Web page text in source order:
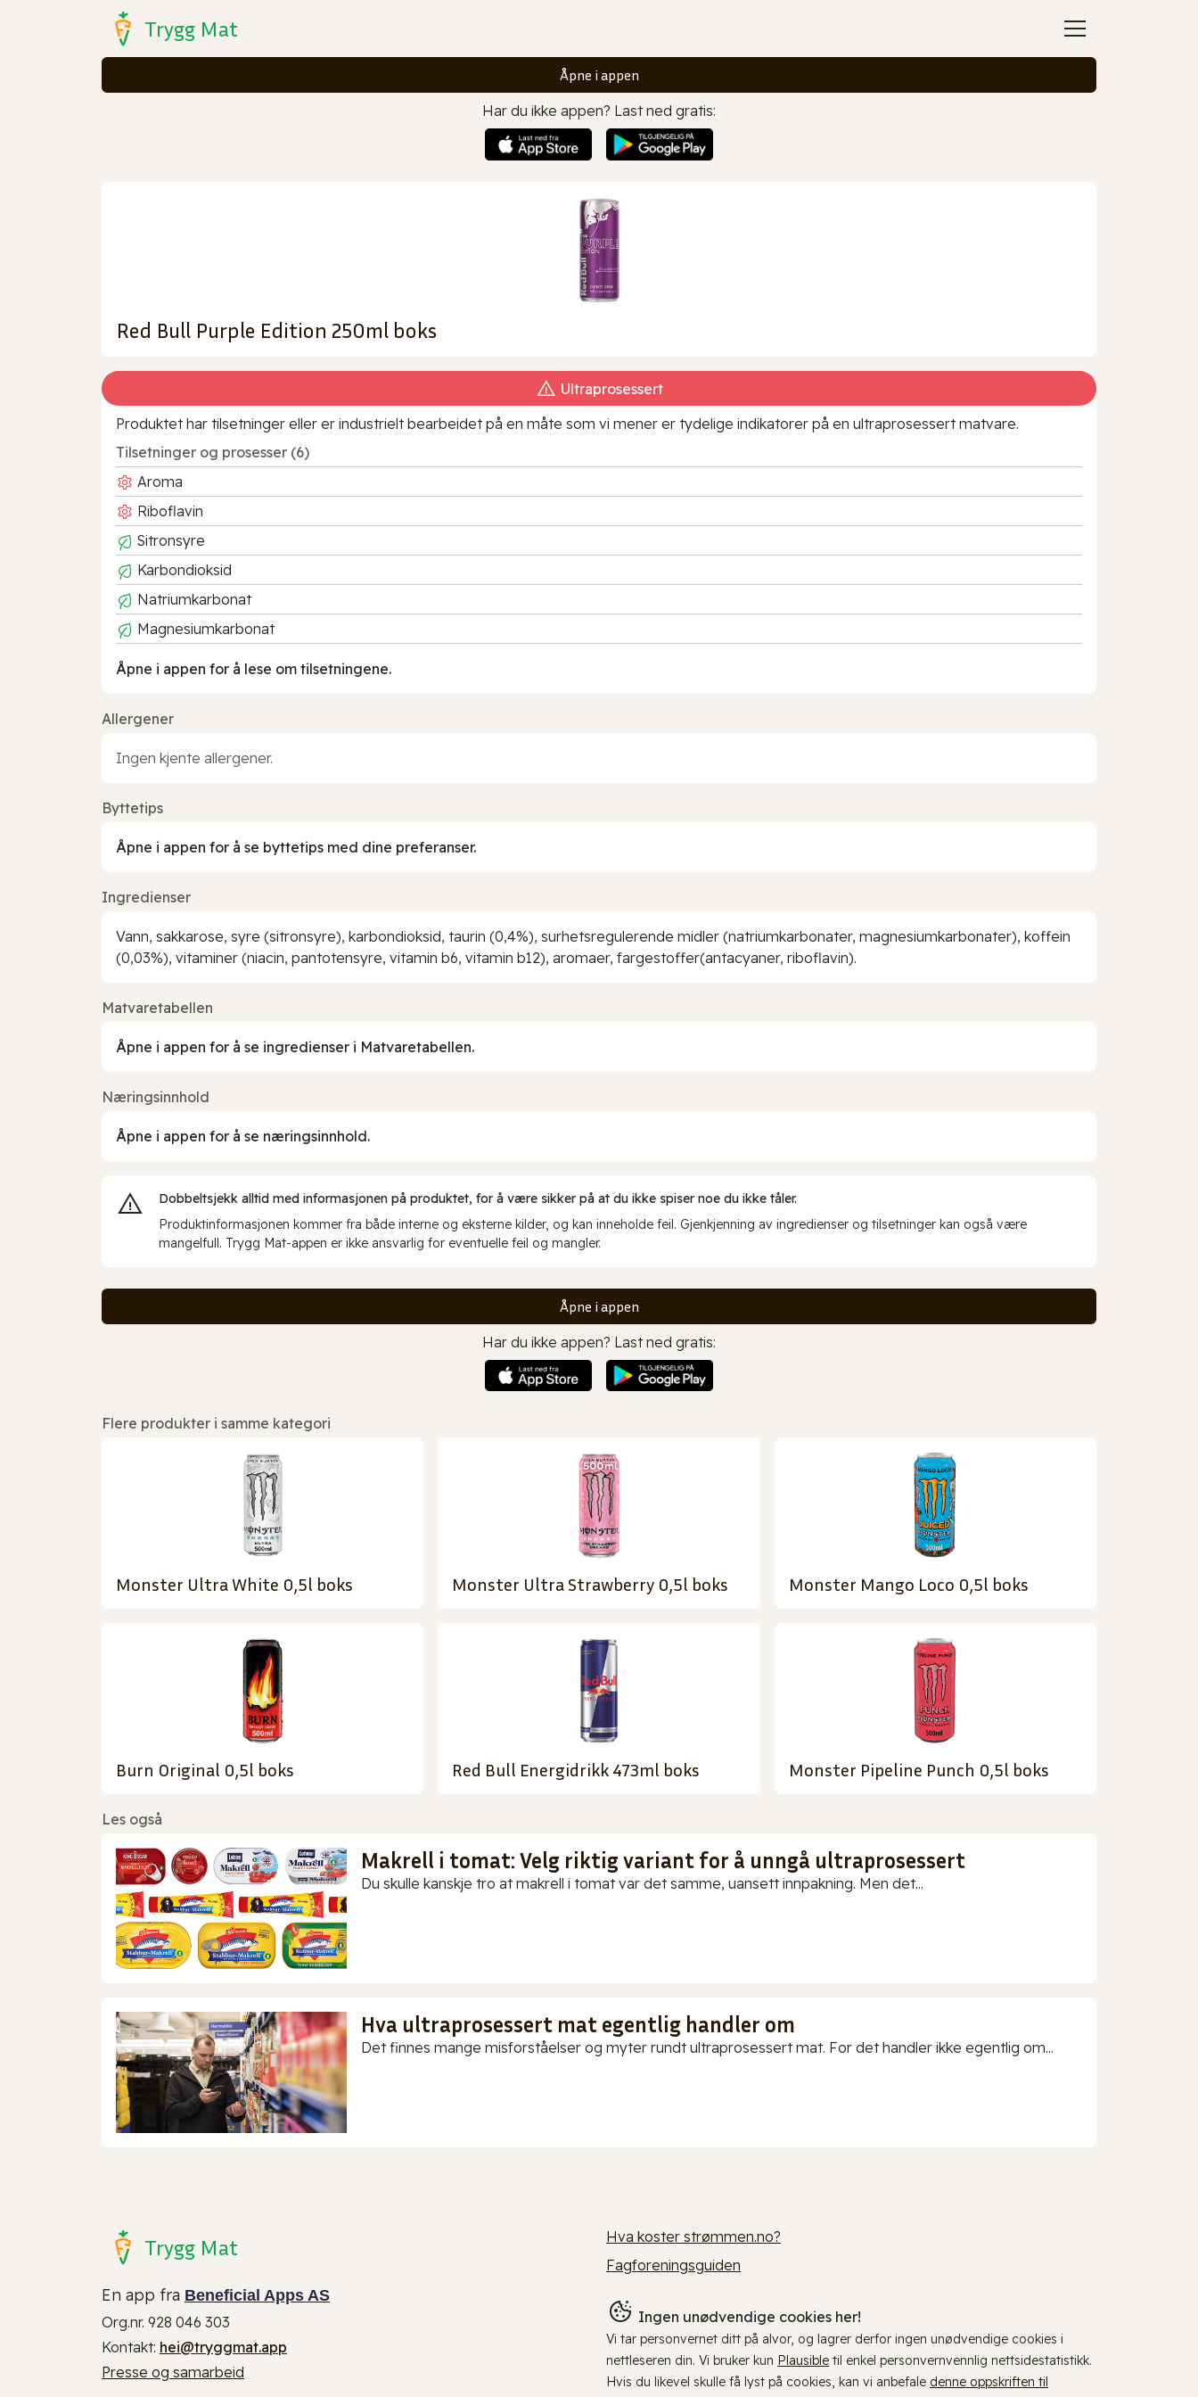
Trygg Mat
Åpne i appen
Har du ikke appen? Last ned gratis:
Red Bull Purple Edition 250ml boks
Ultraprosessert
Produktet har tilsetninger eller er industrielt bearbeidet på en måte som vi mener er tydelige indikatorer på en ultraprosessert matvare.
Tilsetninger og prosesser (6)
Aroma
Riboflavin
Sitronsyre
Karbondioksid
Natriumkarbonat
Magnesiumkarbonat
Åpne i appen for å lese om tilsetningene.
Allergener
Ingen kjente allergener.
Byttetips
Åpne i appen for å se byttetips med dine preferanser.
Ingredienser
Vann, sakkarose, syre (sitronsyre), karbondioksid, taurin (0,4%), surhetsregulerende midler (natriumkarbonater, magnesiumkarbonater), koffein
(0,03%), vitaminer (niacin, pantotensyre, vitamin b6, vitamin b12), aromaer, fargestoffer(antacyaner, riboflavin).
Matvaretabellen
Åpne i appen for å se ingredienser i Matvaretabellen.
Næringsinnhold
Åpne i appen for å se næringsinnhold.
Dobbeltsjekk alltid med informasjonen på produktet, for å være sikker på at du ikke spiser noe du ikke tåler.
Produktinformasjonen kommer fra både interne og eksterne kilder, og kan inneholde feil. Gjenkjenning av ingredienser og tilsetninger kan også være
mangelfull. Trygg Mat-appen er ikke ansvarlig for eventuelle feil og mangler.
Åpne i appen
Har du ikke appen? Last ned gratis:
Flere produkter i samme kategori
Monster Ultra White 0,5l boks Monster Ultra Strawberry 0,5l boks Monster Mango Loco 0,5l boks
Burn Original 0,5l boks Red Bull Energidrikk 473ml boks Monster Pipeline Punch 0,5l boks
Les også
Makrell i tomat: Velg riktig variant for å unngå ultraprosessert
Du skulle kanskje tro at makrell i tomat var det samme, uansett innpakning. Men det...
Hva ultraprosessert mat egentlig handler om
Det finnes mange misforståelser og myter rundt ultraprosessert mat. For det handler ikke egentlig om...
Trygg Mat
En app fra Beneficial Apps AS
Org.nr. 928 046 303
Kontakt: hei@tryggmat.app
Presse og samarbeid
Hva koster strømmen.no?
Fagforeningsguiden
Ingen unødvendige cookies her!
Vi tar personvernet ditt på alvor, og lagrer derfor ingen unødvendige cookies i
nettleseren din. Vi bruker kun Plausible til enkel personvernvennlig nettsidestatistikk.
Hvis du likevel skulle få lyst på cookies, kan vi anbefale denne oppskriften til